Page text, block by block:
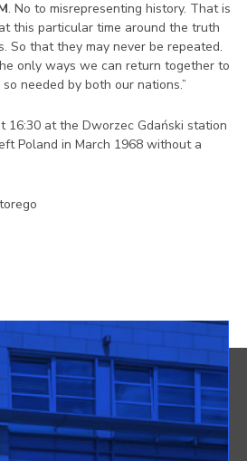
. No to misrepresenting history. That is
this particular time around the truth
So that they may never be repeated.
only ways we can return together to
needed by both our nations.”
16:30 at the Dworzec Gdański station
Poland in March 1968 without a